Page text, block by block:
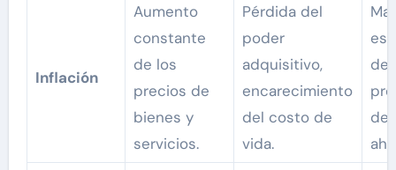
Inflación
Aumento
constante
de los
precios de
bienes y
servicios.
Pérdida del
poder
adquisitivo,
encarecimiento
del costo de
vida.
de
del